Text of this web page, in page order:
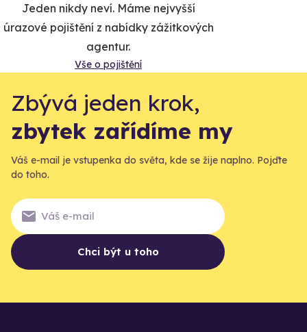
Jeden nikdy neví. Máme nejvyšší
úrazové pojištění z nabídky zážitkových
agentur.
Vše o pojištění
Zbývá jeden krok,
zbytek zařídíme my
Váš e-mail je vstupenka do světa, kde se žije naplno. Pojďte
do toho.
Chci být u toho